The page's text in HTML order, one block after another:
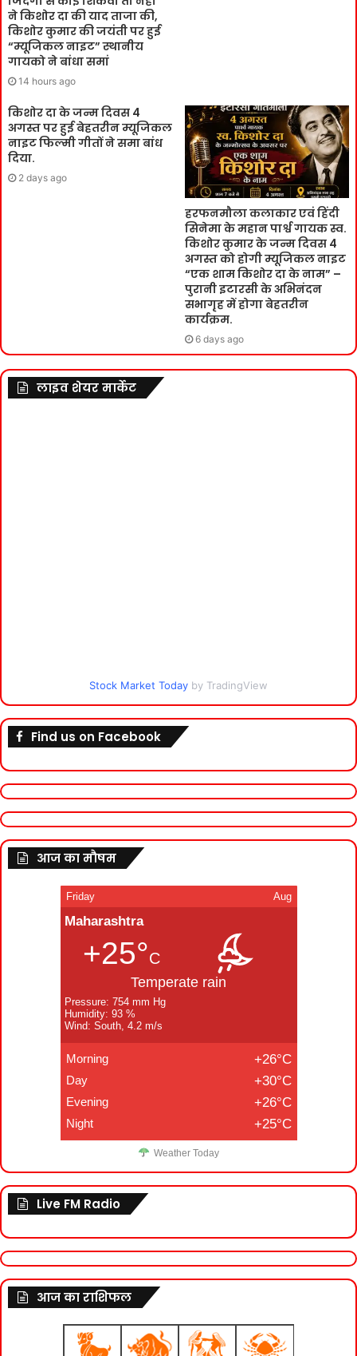
ने किशोर दा की याद ताजा की,
किशोर कुमार की जयंती पर हुई
“म्यूजिकल नाइट” स्थानीय
गायको ने बांधा समां
14 hours ago
किशोर दा के जन्म दिवस 4
अगस्त पर हुई बेहतरीन म्यूजिकल
नाइट फिल्मी गीतों ने समा बांध
दिया.
2 days ago
हरफनमौला कलाकार एवं हिंदी
सिनेमा के महान पार्श्व गायक स्व.
किशोर कुमार के जन्म दिवस 4
अगस्त को होगी म्यूजिकल नाइट
“एक शाम किशोर दा के नाम” –
पुरानी इटारसी के अभिनंदन
सभागृह में होगा बेहतरीन
कार्यक्रम.
6 days ago
लाइव शेयर मार्केट
Stock Market Today by TradingView
Find us on Facebook
आज का मौषम
Friday Aug
Maharashtra
+25°C
Temperate rain
Pressure: 754 mm Hg
Humidity: 93 %
Wind: South, 4.2 m/s
Morning +26°C
Day +30°C
Evening +26°C
Night +25°C
Weather Today
Live FM Radio
आज का राशिफल